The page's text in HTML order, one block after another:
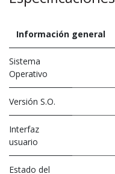
Información general
Sistema
Operativo
Versión S.O.
Interfaz
usuario
Estado del